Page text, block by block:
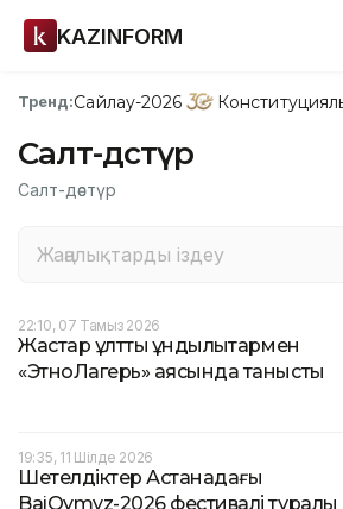
KAZINFORM
Тренд:Сайлау-2026
Салт-дәстүр
Салт-дәстүр
22:10, 07 Тамыз 2026
Жастар ұлттық құндылықтармен
«ЭтноЛагерь» аясында танысты
19:35, 11 Шілде 2026
Шетелдіктер Астанадағы
BaiQymyz-2026 фестивалі туралы